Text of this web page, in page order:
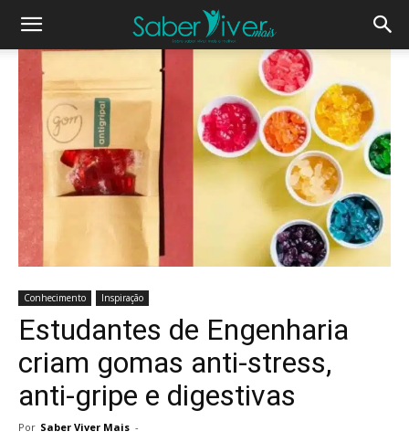
Conhecimento Inspiração
Estudantes de Engenharia
criam gomas anti-stress,
anti-gripe e digestivas
Por Saber Viver Mais -